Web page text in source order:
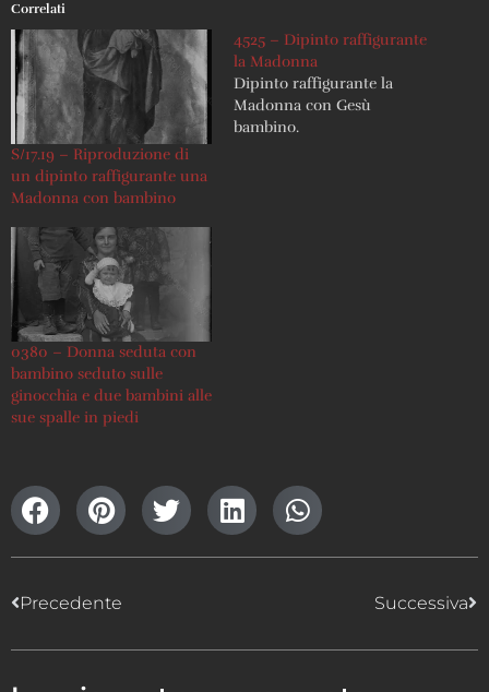
Correlati
S/17.19 – Riproduzione di
un dipinto raffigurante una
Madonna con bambino
4525 – Dipinto raffigurante
la Madonna
Dipinto raffigurante la
Madonna con Gesù
bambino.
0380 – Donna seduta con
bambino seduto sulle
ginocchia e due bambini alle
sue spalle in piedi
Precedente Successiva